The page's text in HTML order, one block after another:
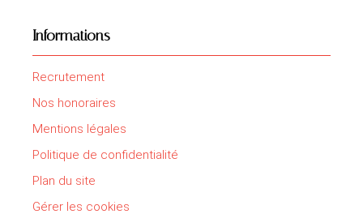
Informations
Recrutement
Nos honoraires
Mentions légales
Politique de confidentialité
Plan du site
Gérer les cookies